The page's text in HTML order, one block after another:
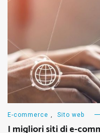
E-commerce , Sito web
I migliori siti di e-